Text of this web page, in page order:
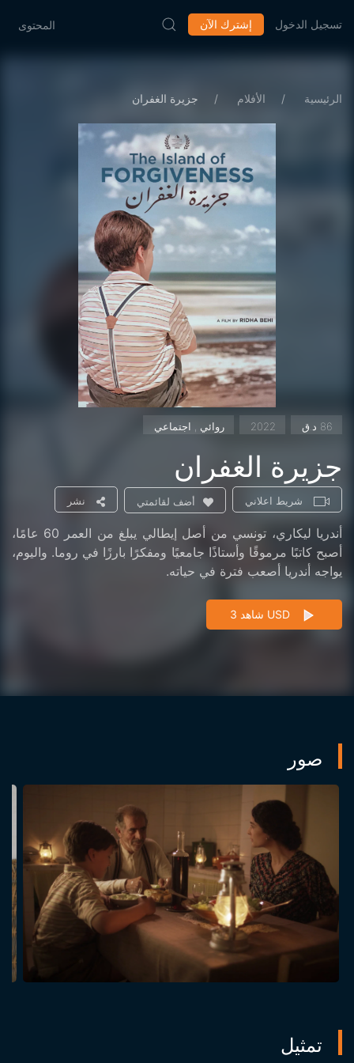
المحتوى إشترك الآن تسجيل الدخول
الرئيسية الأفلام جزيرة الغفران
2022 روائي , اجتماعي
جزيرة الغفران
شريط اعلاني أضف لقائمتي نشر
أندريا ليكاري، تونسي من أصل إيطالي يبلغ من العمر 60 عامًا،
أصبح كاتبًا مرموقًا وأستاذًا جامعيًا ومفكرًا بارزًا في روما. واليوم،
يواجه أندريا أصعب فترة في حياته.
شاهد 3 USD
صور
تمثيل